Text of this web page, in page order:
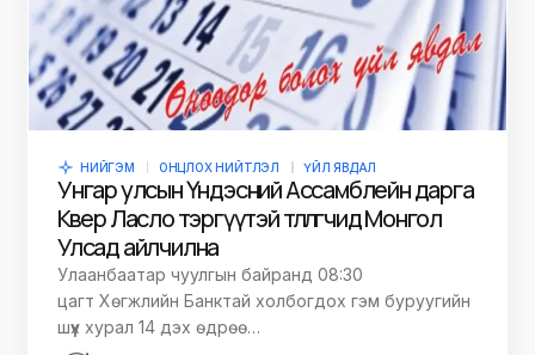
НИЙГЭМ ОНЦЛОХ НИЙТЛЭЛ ҮЙЛ ЯВДАЛ
Унгар улсын Үндэсний Ассамблейн дарга
Көвер Ласло тэргүүтэй төлөөлөгчид Монгол
Улсад айлчилна
Улаанбаатар чуулгын байранд 08:30
цагт Хөгжлийн Банктай холбогдох гэм буруугийн
шүүх хурал 14 дэх өдрөө…